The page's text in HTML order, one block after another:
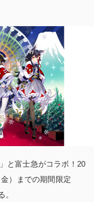
と富士急がコラボ！20
）までの期間限定
。